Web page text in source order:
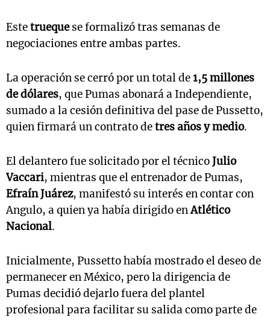
Estetruequese formalizó tras semanas de
negociaciones entre ambas partes.
La operación se cerró por un total de1,5 millones
de dólares, que Pumas abonará a Independiente,
sumado a la cesión definitiva del pase de Pussetto,
quien firmará un contrato detres años y medio.
El delantero fue solicitado por el técnicoJulio
Vaccari, mientras que el entrenador de Pumas,
Efraín Juárez, manifestó su interés en contar con
Angulo, a quien ya había dirigido enAtlético
Nacional.
Inicialmente, Pussetto había mostrado el deseo de
permanecer en México, pero la dirigencia de
Pumas decidió dejarlo fuera del plantel
profesional para facilitar su salida como parte de